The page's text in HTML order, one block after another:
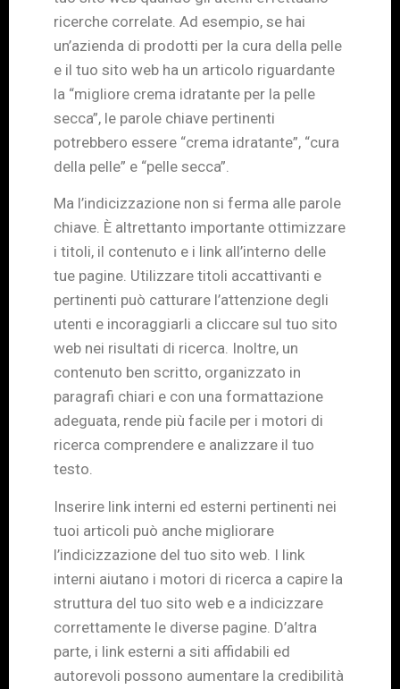
ricerche correlate. Ad esempio, se hai
un’azienda di prodotti per la cura della pelle
e il tuo sito web ha un articolo riguardante
la “migliore crema idratante per la pelle
secca”, le parole chiave pertinenti
potrebbero essere “crema idratante”, “cura
della pelle” e “pelle secca”.
Ma l’indicizzazione non si ferma alle parole
chiave. È altrettanto importante ottimizzare
i titoli, il contenuto e i link all’interno delle
tue pagine. Utilizzare titoli accattivanti e
pertinenti può catturare l’attenzione degli
utenti e incoraggiarli a cliccare sul tuo sito
web nei risultati di ricerca. Inoltre, un
contenuto ben scritto, organizzato in
paragrafi chiari e con una formattazione
adeguata, rende più facile per i motori di
ricerca comprendere e analizzare il tuo
testo.
Inserire link interni ed esterni pertinenti nei
tuoi articoli può anche migliorare
l’indicizzazione del tuo sito web. I link
interni aiutano i motori di ricerca a capire la
struttura del tuo sito web e a indicizzare
correttamente le diverse pagine. D’altra
parte, i link esterni a siti affidabili ed
autorevoli possono aumentare la credibilità